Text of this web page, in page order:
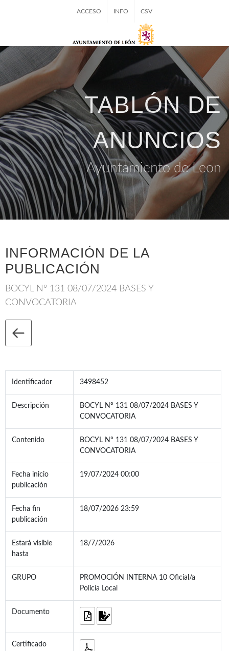
ACCESO INFO CSV
TABLÓN DE
ANUNCIOS
Ayuntamiento de Leon
INFORMACIÓN DE LA
PUBLICACIÓN
BOCYL Nº 131 08/07/2024 BASES Y
CONVOCATORIA
Identificador 3498452
Descripción
BOCYL Nº 131 08/07/2024 BASES Y
CONVOCATORIA
Contenido
BOCYL Nº 131 08/07/2024 BASES Y
CONVOCATORIA
Fecha inicio
publicación
19/07/2024 00:00
Fecha fin
publicación
18/07/2026 23:59
Estará visible
hasta
18/7/2026
GRUPO
PROMOCIÓN INTERNA 10 Oficial/a
Policía Local
Documento
Certificado